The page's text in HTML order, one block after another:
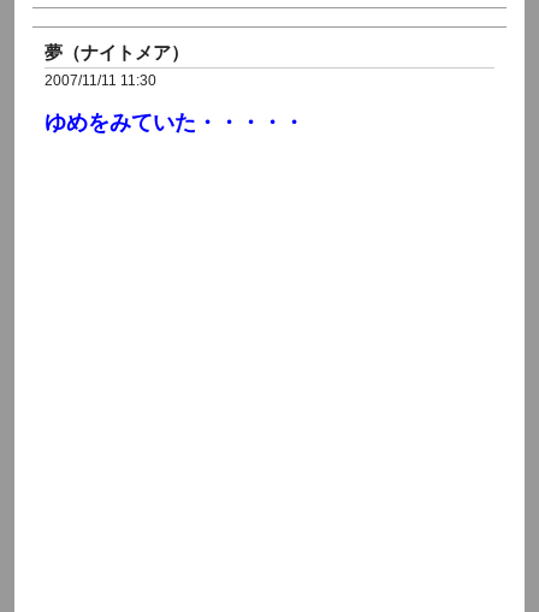
夢（ナイトメア）
2007/11/11 11:30
ゆめをみていた・・・・・